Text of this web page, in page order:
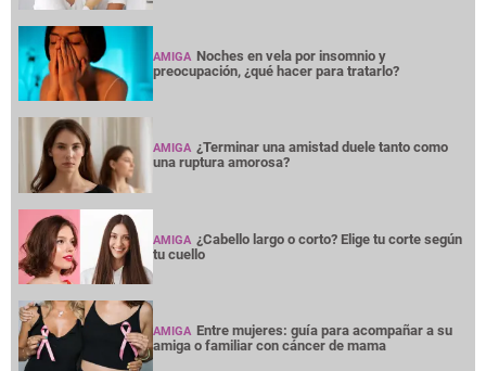
AMIGA Noches en vela por insomnio y
preocupación, ¿qué hacer para tratarlo?
AMIGA ¿Terminar una amistad duele tanto como
una ruptura amorosa?
AMIGA ¿Cabello largo o corto? Elige tu corte según
tu cuello
AMIGA Entre mujeres: guía para acompañar a su
amiga o familiar con cáncer de mama